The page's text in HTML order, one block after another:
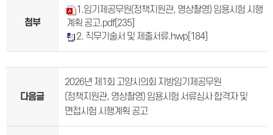
첨부
1.임기제공무원(정책지원관, 영상촬영) 임용시험 시행
계획 공고.pdf[235]
2. 직무기술서 및 제출서류.hwp [184]
다음글
2026년 제1회 고양시의회 지방임기제공무원
(정책지원관, 영상촬영) 임용시험 서류심사 합격자 및
면접시험 시행계획 공고